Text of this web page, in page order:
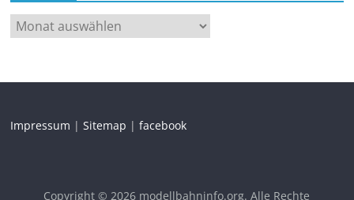
Impressum |Sitemap |facebook
Copyright © 2026 modellbahninfo.org. Alle Rechte